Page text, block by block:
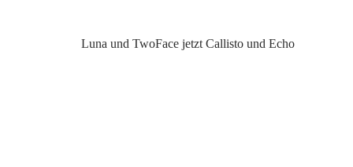
Luna und TwoFace jetzt Callisto und Echo